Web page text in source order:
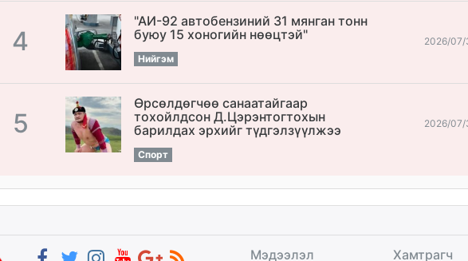
4
"АИ-92 автобензиний 31 мянган тонн
буюу 15 хоногийн нөөцтэй"
Нийгэм
2026/07/
5
Өрсөлдөгчөө санаатайгаар
тохойлдсон Д.Цэрэнтогтохын
барилдах эрхийг түдгэлзүүлжээ
Спорт
2026/07/
Мэдээлэл Хамтрагч